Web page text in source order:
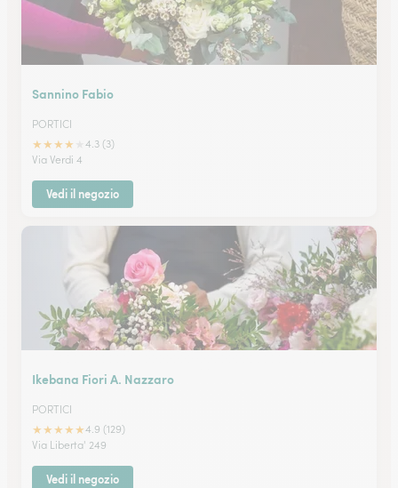
Sannino Fabio
PORTICI
★★★★
4.3 (3)
Via Verdi 4
Vedi il negozio
Ikebana Fiori A. Nazzaro
PORTICI
★★★★★4.9 (129)
Via Liberta' 249
Vedi il negozio